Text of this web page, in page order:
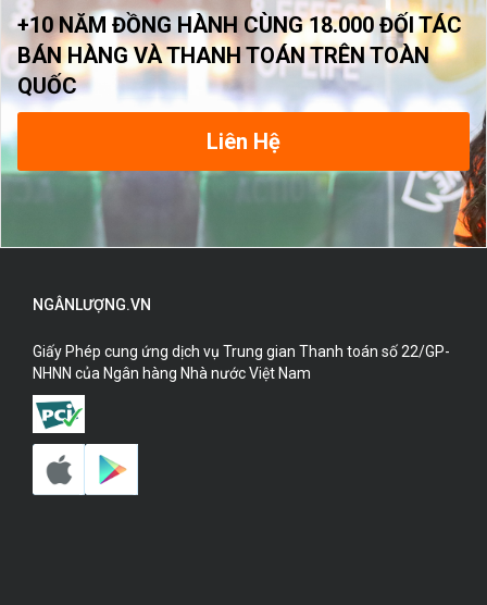
+10 NĂM ĐỒNG HÀNH CÙNG 18.000 ĐỐI TÁC
BÁN HÀNG VÀ THANH TOÁN TRÊN TOÀN
QUỐC
Liên Hệ
NGÂNLƯỢNG.VN
Giấy Phép cung ứng dịch vụ Trung gian Thanh toán số 22/GP-
NHNN của Ngân hàng Nhà nước Việt Nam